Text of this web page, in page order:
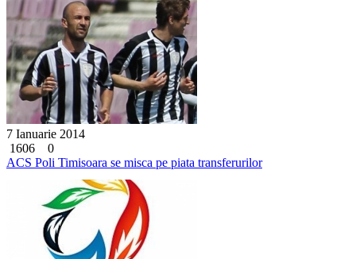
7 Ianuarie 2014
1606
0
ACS Poli Timisoara se misca pe piata transferurilor